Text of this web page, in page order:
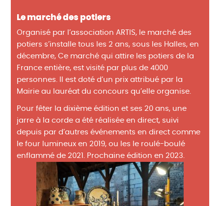
Le marché des potiers
Organisé par l’association ARTIS, le marché des
potiers s’installe tous les 2 ans, sous les Halles, en
décembre, Ce marché qui attire les potiers de la
France entière, est visité par plus de 4000
personnes. Il est doté d’un prix attribué par la
Mairie au lauréat du concours qu’elle organise.
Pour fêter la dixième édition et ses 20 ans, une
jarre à la corde a été réalisée en direct, suivi
depuis par d’autres événements en direct comme
le four lumineux en 2019, ou les le roulé-boulé
enflammé de 2021. Prochaine édition en 2023.